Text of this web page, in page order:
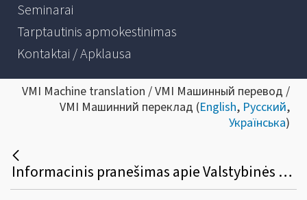
Seminarai
Tarptautinis apmokestinimas
Kontaktai / Apklausa
VMI Machine translation / VMI Машинный перевод /
VMI Машинний переклад (English, Русский,
Українська)
Informacinis pranešimas apie Valstybinės mokesčių inspekcijos prie Lietuvos Respublikos finansų ministerijos viršininko 2024 m. gegužės 8 d. įsakymą Nr. VA-41 „Dėl Valstybinės mokesčių inspekcijos prie Lietuvos Respublikos finansų ministerijos viršininko 2007 m. spalio 9 d. įsakymo Nr. VA-66 „Dėl Konsultacijų ir informacijos teikimo Valstybinėje mokesčių inspekcijoje taisyklių patvirtinimo“ pakeitimo“